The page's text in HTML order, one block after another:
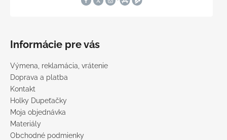
Informácie pre vás
Výmena, reklamácia, vrátenie
Doprava a platba
Kontakt
Holky Dupeťačky
Moja objednávka
Materiály
Obchodné podmienky